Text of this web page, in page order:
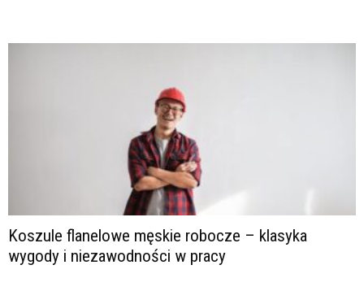
Koszule flanelowe męskie robocze – klasyka
wygody i niezawodności w pracy